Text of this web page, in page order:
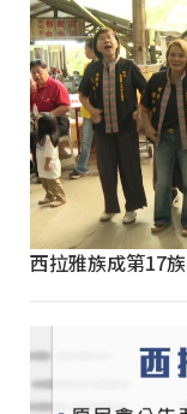
西拉雅族成第17